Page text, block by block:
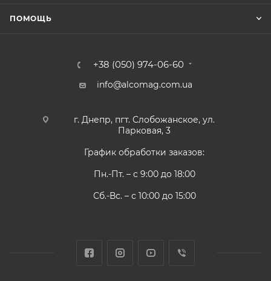
ПОМОЩЬ
+38 (050) 974-06-60
info@alcomag.com.ua
г. Днепр, пгт. Слобожанское, ул.
Парковая, 3
График обработки заказов:
Пн.-Пт. – с 9:00 до 18:00
Сб.-Вс. – с 10:00 до 15:00